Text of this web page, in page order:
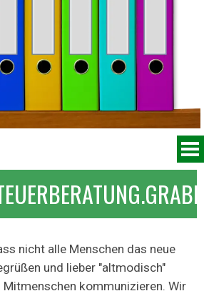
nicht alle Menschen das neue
und lieber "altmodisch"
Mitmenschen kommunizieren. Wir